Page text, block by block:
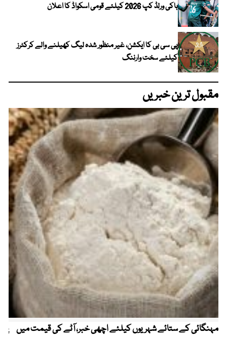
ہاکی ورلڈ کپ 2026 کیلئے قومی اسکواڈ کا اعلان
پی سی بی کا ایکشن، غیر منظور شدہ لیگ کھیلنے والے کرکٹرز
کیلئے سخت وارننگ
مقبول ترین خبریں
مہنگائی کے ستائے شہریوں کیلئے اچھی خبر، آٹے کی قیمت میں